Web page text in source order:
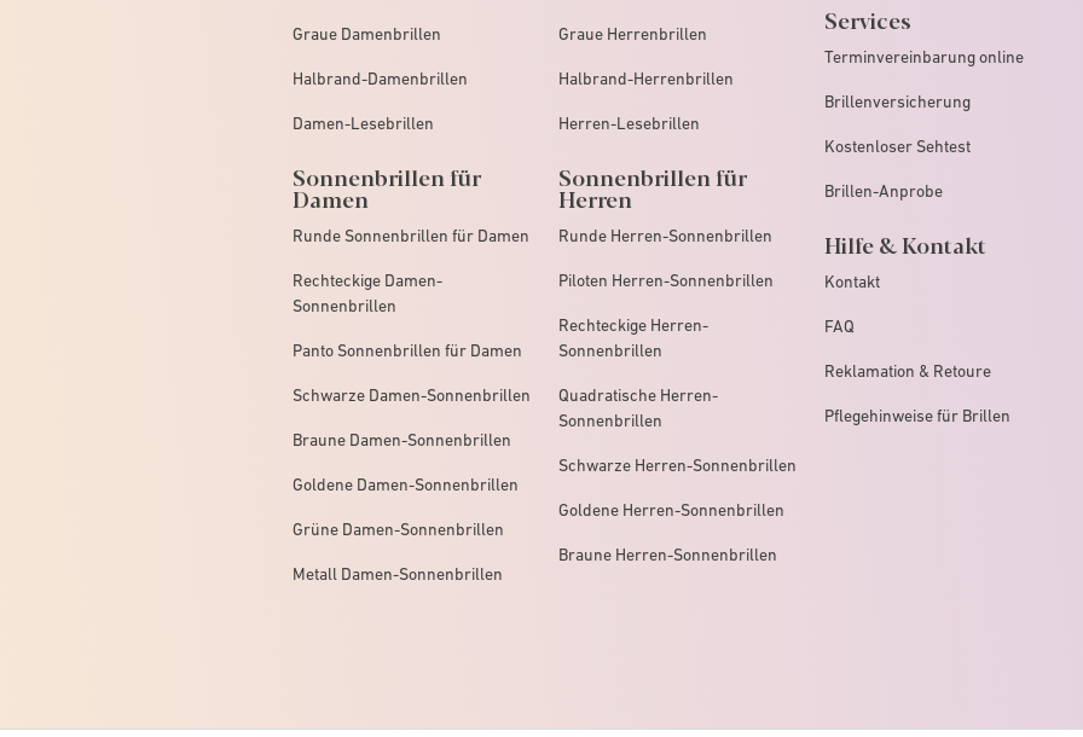
Graue Damenbrillen
Halbrand-Damenbrillen
Damen-Lesebrillen
Sonnenbrillen für
Damen
Runde Sonnenbrillen für Damen
Rechteckige Damen-
Sonnenbrillen
Panto Sonnenbrillen für Damen
Schwarze Damen-Sonnenbrillen
Braune Damen-Sonnenbrillen
Goldene Damen-Sonnenbrillen
Grüne Damen-Sonnenbrillen
Metall Damen-Sonnenbrillen
Graue Herrenbrillen
Halbrand-Herrenbrillen
Herren-Lesebrillen
Sonnenbrillen für
Herren
Runde Herren-Sonnenbrillen
Piloten Herren-Sonnenbrillen
Rechteckige Herren-
Sonnenbrillen
Quadratische Herren-
Sonnenbrillen
Schwarze Herren-Sonnenbrillen
Goldene Herren-Sonnenbrillen
Braune Herren-Sonnenbrillen
Services
Terminvereinbarung online
Brillenversicherung
Kostenloser Sehtest
Brillen-Anprobe
Hilfe & Kontakt
Kontakt
FAQ
Reklamation & Retoure
Pflegehinweise für Brillen